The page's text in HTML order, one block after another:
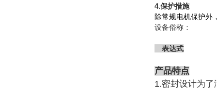
4.保护措施
除常规电机保护外
设备俗称：
表达式
产品特点
1.密封设计为